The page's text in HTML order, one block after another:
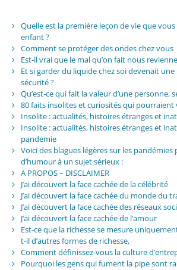
Quelle est la première leçon de vie que
enfant ?
Comment se protéger des ondes chez vous
Est-il vrai que le mal qu’on fait nous
Et si garder du liquide chez soi devenait
sécurité ?
Qu’est-ce qui fait la valeur d’une personne,
80 faits insolites et curiosités qui
Insolite : actualités, histoires étranges et
Insolite : actualités, histoires étranges et
pandemie
Voici des blagues légères sur les
d’humour à un sujet sérieux :
A PROPOS – DISCLAIMER
J’ai découvert la face cachée de la célébrité
J’ai découvert la face cachée du monde du
J’ai découvert la face cachée des réseaux
J’ai découvert la face cachée de l’amour
Est-ce que la richesse se mesure
t-il d’autres formes de richesse,
Comment définissez-vous la culture
Pourquoi les gens qui fument la pipe sont